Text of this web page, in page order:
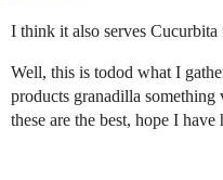
I think it also serves
Well, this is todod what I
products granadilla something
these are the best, hope I have